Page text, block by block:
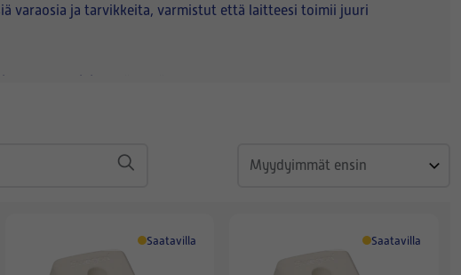
varaosia ja tarvikkeita, varmistut että laitteesi toimii juuri
tyyppikilvestä, sekä halutusta osasta.
Saatavilla Saatavilla